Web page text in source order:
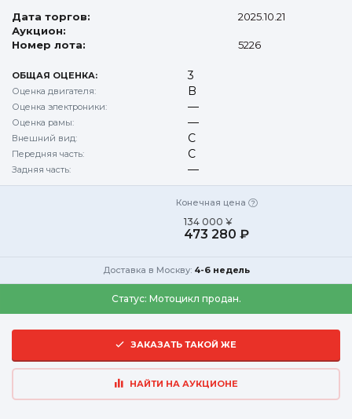
Дата торгов:
2025.10.21
Аукцион:
Номер лота:
5226
ОБЩАЯ ОЦЕНКА: 3
Оценка двигателя: B
Оценка электроники: —
Оценка рамы: —
Внешний вид: C
Передняя часть: C
Задняя часть: —
Конечная цена
134 000 ¥
473 280 ₽
Доставка в Москву: 4-6 недель
Статус: Мотоцикл продан.
ЗАКАЗАТЬ ТАКОЙ ЖЕ
НАЙТИ НА АУКЦИОНЕ